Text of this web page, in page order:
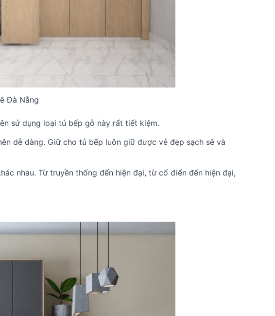
Đà Nẵng
sử dụng loại tủ bếp gỗ này rất tiết kiệm.
dễ dàng. Giữ cho tủ bếp luôn giữ được vẻ đẹp sạch sẽ và
nhau. Từ truyền thống đến hiện đại, từ cổ điển đến hiện đại,